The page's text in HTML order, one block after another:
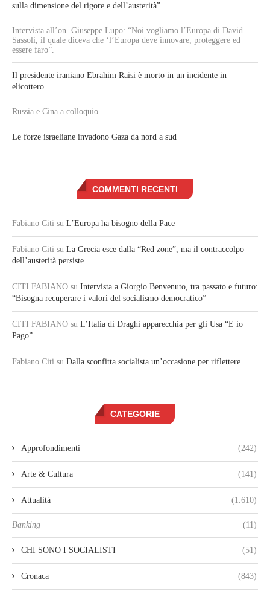
sulla dimensione del rigore e dell’austerità”
Intervista all’on. Giuseppe Lupo: “Noi vogliamo l’Europa di David
Sassoli, il quale diceva che ‘l’Europa deve innovare, proteggere ed
essere faro”.
Il presidente iraniano Ebrahim Raisi è morto in un incidente in
elicottero
Russia e Cina a colloquio
Le forze israeliane invadono Gaza da nord a sud
COMMENTI RECENTI
Fabiano Citi su L’Europa ha bisogno della Pace
Fabiano Citi su La Grecia esce dalla “Red zone”, ma il contraccolpo
dell’austerità persiste
CITI FABIANO su Intervista a Giorgio Benvenuto, tra passato e futuro:
“Bisogna recuperare i valori del socialismo democratico”
CITI FABIANO su L’Italia di Draghi apparecchia per gli Usa “E io
Pago”
Fabiano Citi su Dalla sconfitta socialista un’occasione per riflettere
CATEGORIE
Approfondimenti (242)
Arte & Cultura (141)
Attualità (1.610)
Banking (11)
CHI SONO I SOCIALISTI (51)
Cronaca (843)